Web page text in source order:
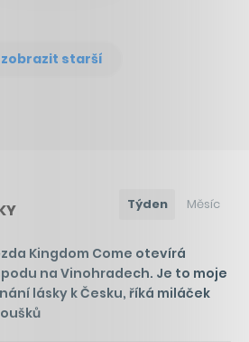
zobrazit starší
Týden Měsíc
Kingdom Come otevírá
na Vinohradech. Je to moje
lásky k Česku, říká miláček